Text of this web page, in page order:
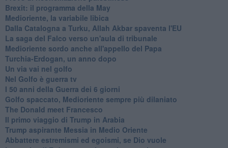
Brexit: il programma della May
Medioriente, la variabile libica
Dalla Catalogna a Turku, Allah Akbar spaventa l'EU
La saga del Falco verso un'aula di tribunale
Medioriente sordo anche all'appello del Papa
Turchia-Erdogan, un anno dopo
Un via vai nel golfo
Nel Golfo è guerra tv
I 50 anni della Guerra dei 6 giorni
Golfo spaccato, Medioriente sempre più dilaniato
The Donald meet Francesco
Il primo viaggio di Trump in Arabia
Trump aspirante Messia in Medio Oriente
Abbattere estremismi ed egoismi, se Dio vuole